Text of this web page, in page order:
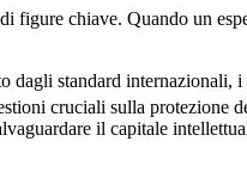
chiave. Quando un
standard internazionali,
cruciali sulla protezione
il capitale